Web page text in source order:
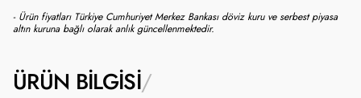
- Ürün fiyatları Türkiye Cumhuriyet Merkez Bankası döviz kuru ve serbest piyasa
altın kuruna bağlı olarak anlık güncellenmektedir.
ÜRÜN BILGISI